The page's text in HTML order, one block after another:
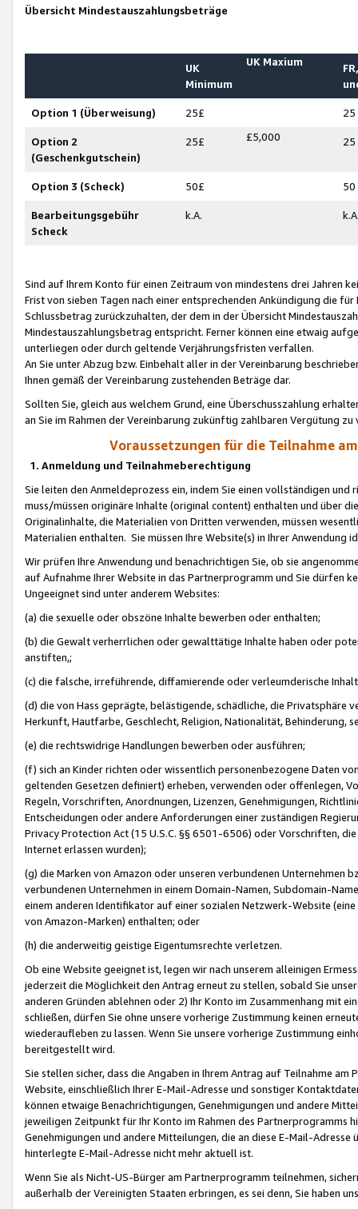
Übersicht Mindestauszahlungsbeträge
UK
Minimum
UK Maxium
Option 1 (Überweisung) 25£ 25
Option 2
(Geschenkgutschein)
25£ £5,000 25
Option 3 (Scheck) 50£ 50
Bearbeitungsgebühr
Scheck
k.A.
Sind auf Ihrem Konto für einen Zeitraum von mindestens drei Jahren
Frist von sieben Tagen nach einer entsprechenden Ankündigung die
Schlussbetrag zurückzuhalten, der dem in der Übersicht
Mindestauszahlungsbetrag entspricht. Ferner können eine etwaig
unterliegen oder durch geltende Verjährungsfristen verfallen.
An Sie unter Abzug bzw. Einbehalt aller in der Vereinbarung
Ihnen gemäß der Vereinbarung zustehenden Beträge dar.
Sollten Sie, gleich aus welchem Grund, eine Überschusszahlung
an Sie im Rahmen der Vereinbarung zukünftig zahlbaren Vergütung zu
Voraussetzungen für die Teilnahme
1. Anmeldung und Teilnahmeberechtigung
Sie leiten den Anmeldeprozess ein, indem Sie einen vollständigen
muss/müssen originäre Inhalte (original content) enthalten und über
Originalinhalte, die Materialien von Dritten verwenden, müssen
Materialien enthalten. Sie müssen Ihre Website(s) in Ihrer Anwendung
Wir prüfen Ihre Anwendung und benachrichtigen Sie, ob sie
auf Aufnahme Ihrer Website in das Partnerprogramm und Sie dürfen
Ungeeignet sind unter anderem Websites:
(a) die sexuelle oder obszöne Inhalte bewerben oder enthalten;
(b) die Gewalt verherrlichen oder gewalttätige Inhalte haben oder
anstiften,;
(c) die falsche, irreführende, diffamierende oder verleumderische
(d) die von Hass geprägte, belästigende, schädliche, die Privatsphäre
Herkunft, Hautfarbe, Geschlecht, Religion, Nationalität, Behinderung,
(e) die rechtswidrige Handlungen bewerben oder ausführen;
(f) sich an Kinder richten oder wissentlich personenbezogene Daten
geltenden Gesetzen definiert) erheben, verwenden oder offenlegen,
Regeln, Vorschriften, Anordnungen, Lizenzen, Genehmigungen,
Entscheidungen oder andere Anforderungen einer zuständigen
Privacy Protection Act (15 U.S.C. §§ 6501-6506) oder Vorschriften,
Internet erlassen wurden);
(g) die Marken von Amazon oder unseren verbundenen Unternehmen
verbundenen Unternehmen in einem Domain-Namen, Subdomain-
einem anderen Identifikator auf einer sozialen Netzwerk-Website
von Amazon-Marken) enthalten; oder
(h) die anderweitig geistige Eigentumsrechte verletzen.
Ob eine Website geeignet ist, legen wir nach unserem alleinigen
jederzeit die Möglichkeit den Antrag erneut zu stellen, sobald Sie
anderen Gründen ablehnen oder 2) Ihr Konto im Zusammenhang mit
schließen, dürfen Sie ohne unsere vorherige Zustimmung keinen
wiederaufleben zu lassen. Wenn Sie unsere vorherige Zustimmung
bereitgestellt wird.
Sie stellen sicher, dass die Angaben in Ihrem Antrag auf Teilnahme
Website, einschließlich Ihrer E-Mail-Adresse und sonstiger
können etwaige Benachrichtigungen, Genehmigungen und andere
jeweiligen Zeitpunkt für Ihr Konto im Rahmen des Partnerprogramms
Genehmigungen und andere Mitteilungen, die an diese E-Mail-
hinterlegte E-Mail-Adresse nicht mehr aktuell ist.
Wenn Sie als Nicht-US-Bürger am Partnerprogramm teilnehmen,
außerhalb der Vereinigten Staaten erbringen, es sei denn, Sie haben